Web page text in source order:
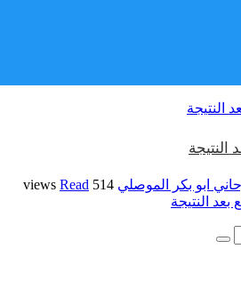
النتيجة
ابو بكر الموصلي 514 views
Read
النتيجة